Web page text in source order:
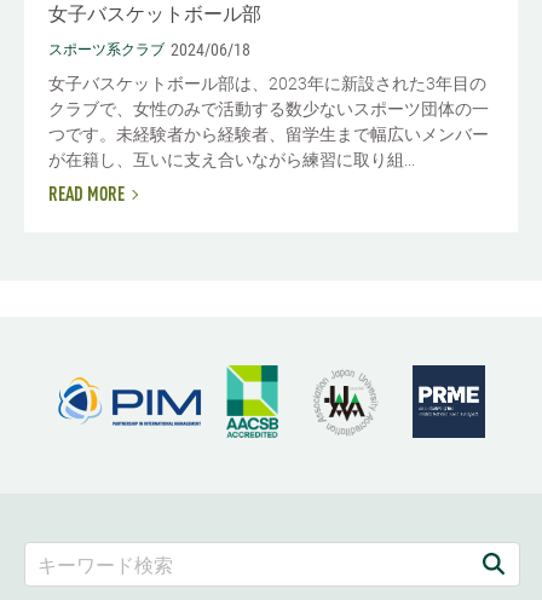
女子バスケットボール部
スポーツ系クラブ 2024/06/18
女子バスケットボール部は、2023年に新設された3年目の
クラブで、女性のみで活動する数少ないスポーツ団体の一
つです。未経験者から経験者、留学生まで幅広いメンバー
が在籍し、互いに支え合いながら練習に取り組...
READ MORE